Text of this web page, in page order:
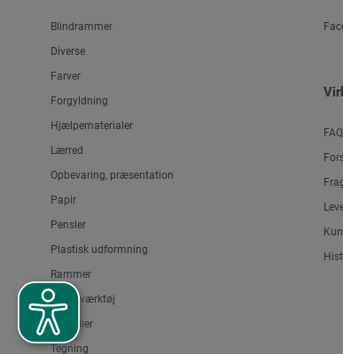
Blindrammer
Diverse
Farver
Forgyldning
Hjælpematerialer
Lærred
Opbevaring, præsentation
Papir
Pensler
Plastisk udformning
Rammer
Skæreværktøj
Staffelier
Tegning
FAQ